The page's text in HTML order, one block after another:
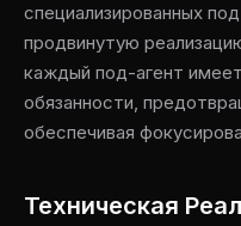
специализированных
продвинутую
каждый под-агент
обязанности,
обеспечивая
Техническая